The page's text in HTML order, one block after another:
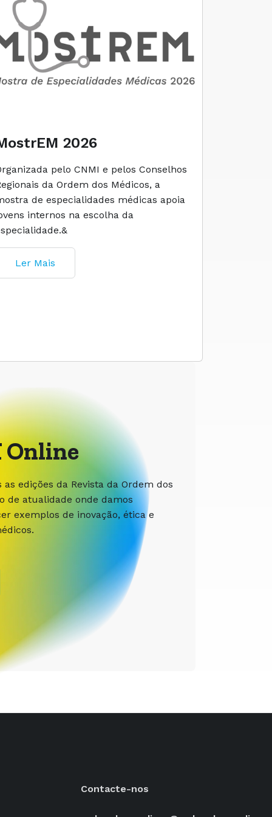
2026
pelo CNMI e pelos Conselhos
da Ordem dos Médicos, a
de especialidades médicas apoia
internos na escolha da
Ler Mais
Online
edições da Revista da Ordem dos
de atualidade onde damos
exemplos de inovação, ética e
Contacte-nos